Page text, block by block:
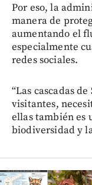
Por eso, la
manera de
aumentando el
especialmente
redes sociales.
“Las cascadas
visitantes,
ellas también es
biodiversidad y